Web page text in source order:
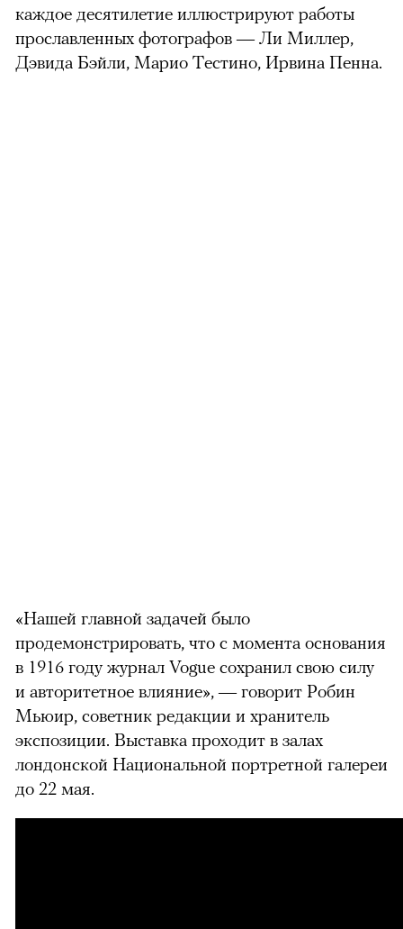
каждое десятилетие иллюстрируют работы
прославленных фотографов — Ли Миллер,
Дэвида Бэйли, Марио Тестино, Ирвина Пенна.
«Нашей главной задачей было
продемонстрировать, что с момента основания
в 1916 году журнал Vogue сохранил свою силу
и авторитетное влияние», — говорит Робин
Мьюир, советник редакции и хранитель
экспозиции. Выставка проходит в залах
лондонской Национальной портретной галереи
до 22 мая.